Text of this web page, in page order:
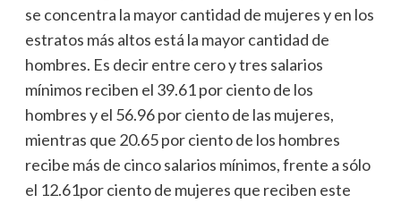
se concentra la mayor cantidad de mujeres y en los
estratos más altos está la mayor cantidad de
hombres. Es decir entre cero y tres salarios
mínimos reciben el 39.61 por ciento de los
hombres y el 56.96 por ciento de las mujeres,
mientras que 20.65 por ciento de los hombres
recibe más de cinco salarios mínimos, frente a sólo
el 12.61por ciento de mujeres que reciben este